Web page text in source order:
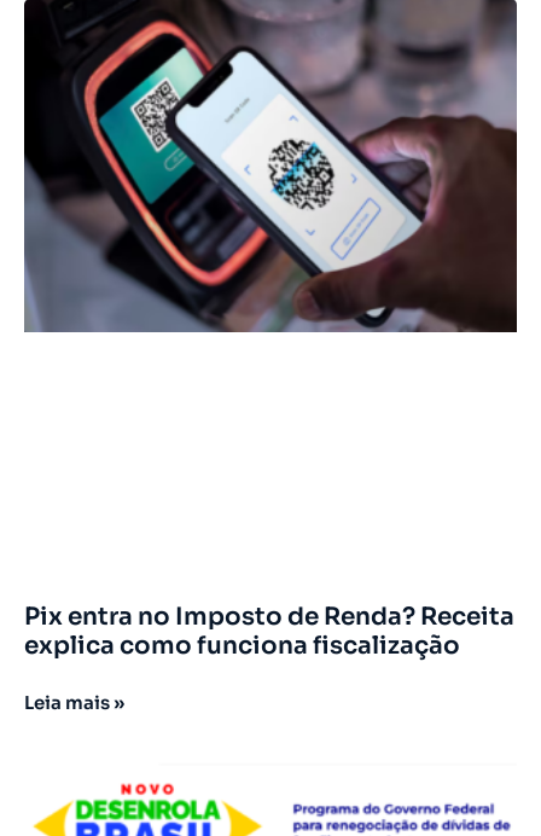
Pix entra no Imposto de Renda? Receita
explica como funciona fiscalização
Leia mais »